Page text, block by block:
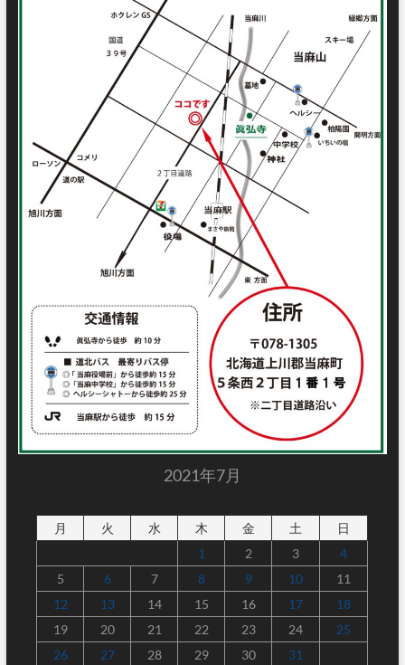
2021年7月
月 火 水 木 金 土
日
1
2 3
4
5
6 7 8 9 10
11
12
13 14 15 16 17
18
19
20 21 22 23 24
25
26
27 28 29 30 31